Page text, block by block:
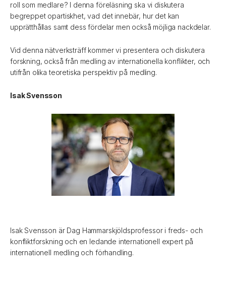
roll som medlare? I denna föreläsning ska vi diskutera
begreppet opartiskhet, vad det innebär, hur det kan
upprätthållas samt dess fördelar men också möjliga nackdelar.
Vid denna nätverksträff kommer vi presentera och diskutera
forskning, också från medling av internationella konflikter, och
utifrån olika teoretiska perspektiv på medling.
Isak Svensson
Isak Svensson är Dag Hammarskjöldsprofessor i freds- och
konfliktforskning och en ledande internationell expert på
internationell medling och förhandling.